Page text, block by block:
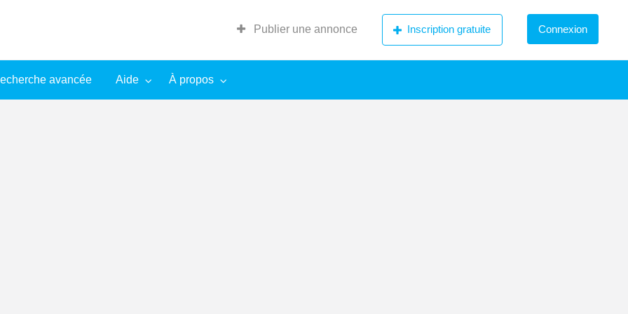
Publier une annonce Inscription gratuite Connexion
avancée Aide À propos